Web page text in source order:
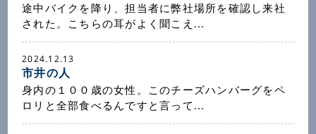
途中バイクを降り、担当者に弊社場所を確認し来社
された。こちらの耳がよく聞こえ...
2024.12.13
市井の人
身内の１００歳の女性。このチーズハンバーグをペ
ロリと全部食べるんですと言って...